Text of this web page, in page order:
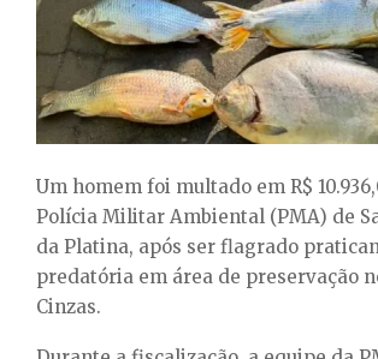
U
Um homem foi multado em R$
Polícia Militar Ambiental (PMA) de
da Platina, após ser flagrado
predatória em área de preservação
Cinzas.